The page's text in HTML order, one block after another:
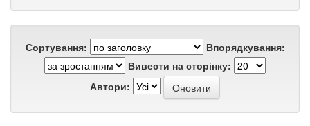
Сортування:
Впорядкування:
Вивести на сторінку:
Автори: